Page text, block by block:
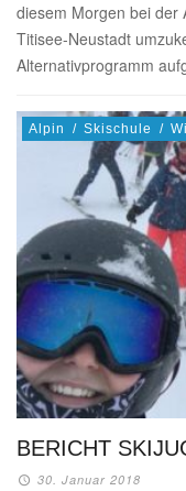
diesem Morgen bei der
Titisee-Neustadt
Alternativprogramm
Alpin / Skischule /
BERICHT
30. Januar 2018